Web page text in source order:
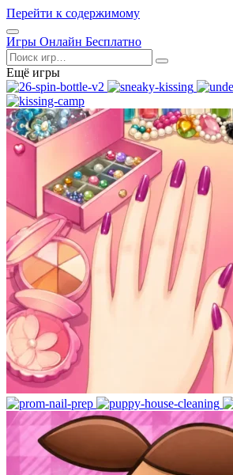
Перейти к содержимому
Открыть
меню
Игры Онлайн Бесплатно
Поиск
Ещё игры